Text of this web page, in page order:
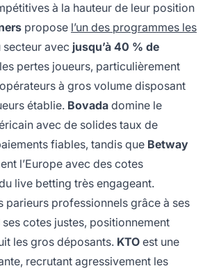
à la hauteur de leur position
propose l’un des programmes les
avec jusqu’à 40 % de
pertes joueurs, particulièrement
à gros volume disposant
établie. Bovada domine le
avec de solides taux de
fiables, tandis que Betway
l’Europe avec des cotes
live betting très engageant.
parieurs professionnels grâce à ses
cotes justes, positionnement
les gros déposants. KTO est une
recrutant agressivement les